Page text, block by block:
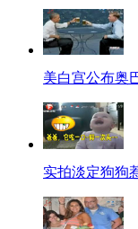
美白宫公布奥
实拍淡定狗狗